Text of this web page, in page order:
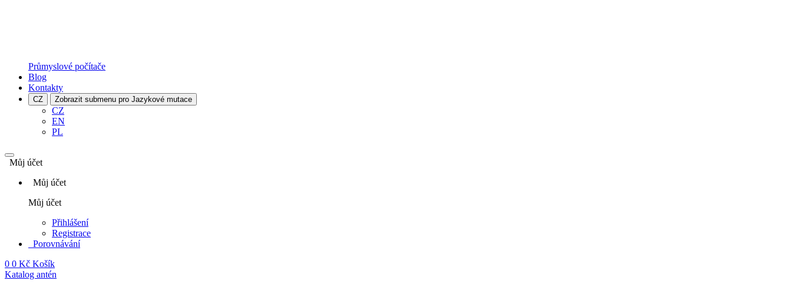
Průmyslové počítače
Blog
Kontakty
CZ Zobrazit submenu pro Jazykové mutace
CZ
EN
PL
Můj účet
Můj účet
Můj účet
Přihlášení
Registrace
Porovnávání
0 0 Kč Košík
Katalog antén